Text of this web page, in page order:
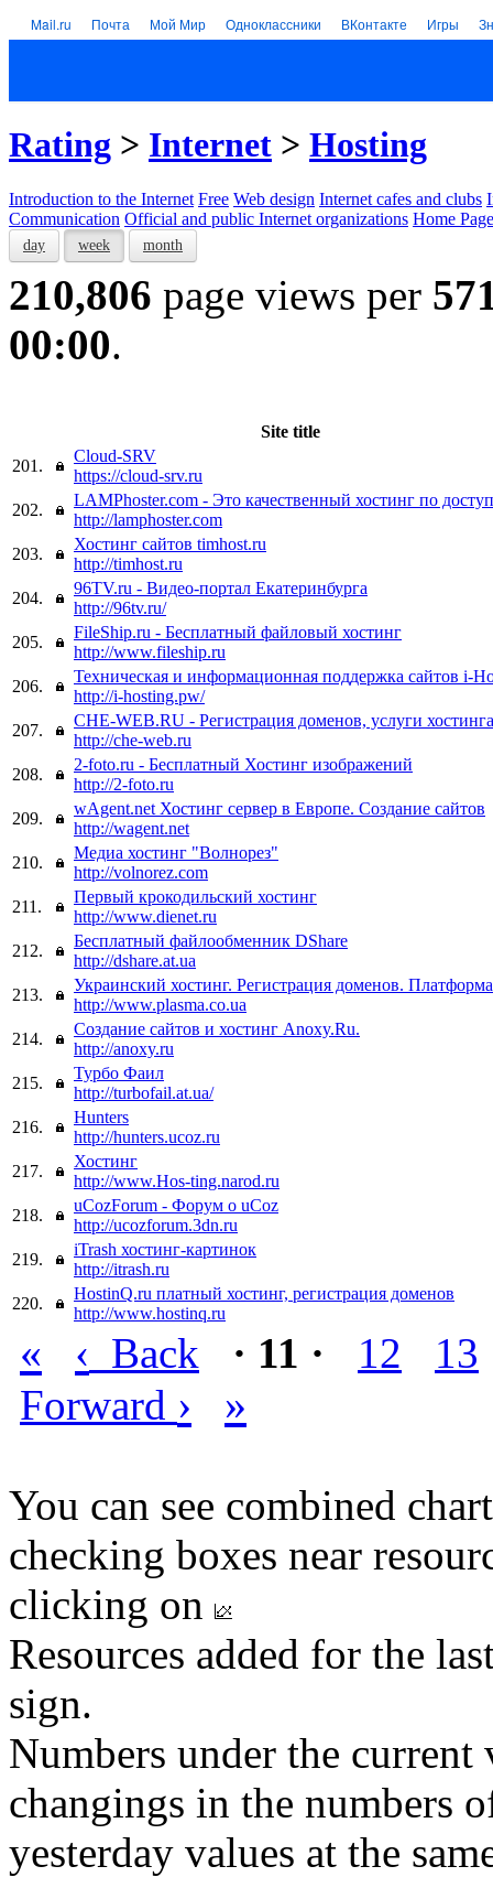
Mail.ru Почта Мой Мир Одноклассники ВКонтакте Игры
Rating > Internet > Hosting
Introduction to the Internet Free Web design Internet cafes and clubs
Communication Official and public Internet organizations Home
day week month
210,806 page views per
00:00.
Site title
201.
Cloud-SRV
https://cloud-srv.ru
202.
LAMPhoster.com - Это качественный хостинг по
http://lamphoster.com
203.
Хостинг сайтов timhost.ru
http://timhost.ru
204.
96TV.ru - Видео-портал Екатеринбурга
http://96tv.ru/
205.
FileShip.ru - Бесплатный файловый хостинг
http://www.fileship.ru
206.
Техническая и информационная поддержка сайтов i-
http://i-hosting.pw/
207.
CHE-WEB.RU - Регистрация доменов, услуги хостинга
http://che-web.ru
208.
2-foto.ru - Бесплатный Хостинг изображений
http://2-foto.ru
209.
wAgent.net Хостинг сервер в Европе. Создание сайтов
http://wagent.net
210.
Медиа хостинг "Волнорез"
http://volnorez.com
211.
Первый крокодильский хостинг
http://www.dienet.ru
212.
Бесплатный файлообменник DShare
http://dshare.at.ua
213.
Украинский хостинг. Регистрация доменов.
http://www.plasma.co.ua
214.
Создание сайтов и хостинг Anoxy.Ru.
http://anoxy.ru
215.
Турбо Фаил
http://turbofail.at.ua/
216.
Hunters
http://hunters.ucoz.ru
217.
Хостинг
http://www.Hos-ting.narod.ru
218.
uCozForum - Форум о uCoz
http://ucozforum.3dn.ru
219.
iTrash хостинг-картинок
http://itrash.ru
220.
HostinQ.ru платный хостинг, регистрация доменов
http://www.hostinq.ru
« ‹ Back · 11 · 12
13
Forward › »
You can see combined
checking boxes near
clicking on
Resources added for the
sign.
Numbers under the
changings in the numbers
yesterday values at the